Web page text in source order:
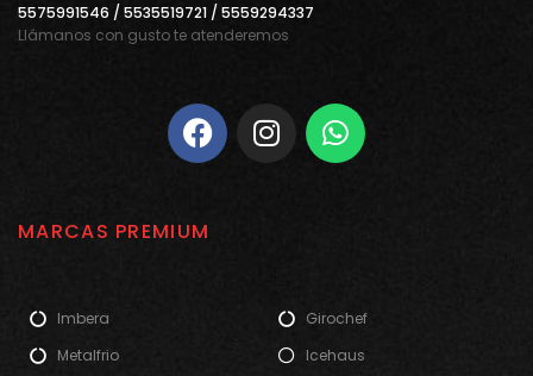
5575991546 / 5535519721 / 5559294337
Llámanos con gusto te atenderemos
MARCAS PREMIUM
Imbera
Metalfrio
Girochef
Icehaus